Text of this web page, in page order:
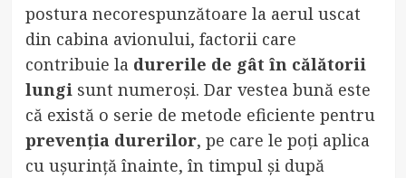
postura necorespunzătoare la aerul uscat
din cabina avionului, factorii care
contribuie la durerile de gât în călătorii
lungisunt numeroși. Dar vestea bună este
că există o serie de metode eficiente pentru
prevenția durerilor, pe care le poți aplica
cu ușurință înainte, în timpul și după